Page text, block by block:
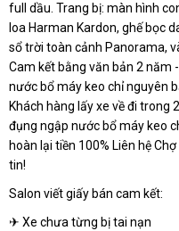
full dầu. Trang bị: màn hình
loa Harman Kardon, ghế bọc
sổ trời toàn cảnh Panorama,
Cam kết bằng văn bản 2 năm
nước bổ máy keo chỉ nguyên
Khách hàng lấy xe về đi trong
đụng ngập nước bổ máy keo
hoàn lại tiền 100% Liên hệ
tin!
Salon viết giấy bán cam kết:
✈ Xe chưa từng bị tai nạn